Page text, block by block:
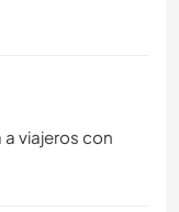
viajeros con